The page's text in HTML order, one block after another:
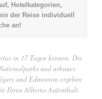
Hotelkategorien,
der Reise individuell
an!
in 17 Tagen kennen. Die
und urbanes
und Edmonton ergeben
Ihren Alberta-Aufenthalt.